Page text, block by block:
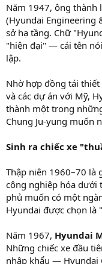
Năm 1947, ông thành
(Hyundai Engineering
sở hạ tầng. Chữ
"hiện đại" — cái tên
lập.
Nhờ hợp đồng tái thiết
và các dự án với Mỹ,
thành một trong
Chung Ju-yung muốn
Sinh ra chiếc xe
Thập niên 1960–70 là
công nghiệp hóa dưới
phủ muốn có một
Hyundai được chọn là
Năm 1967, Hyundai
Những chiếc xe đầu
nhập khẩu — Hyundai